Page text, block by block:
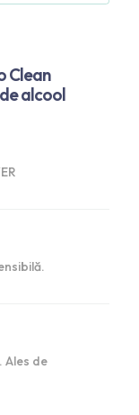
Clean
alcool
Ales de